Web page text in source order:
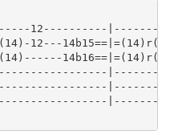
12----------|-----------
12---